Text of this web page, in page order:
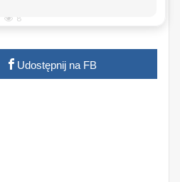
8
Udostępnij na FB